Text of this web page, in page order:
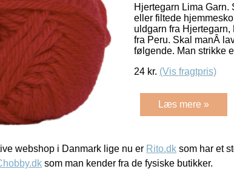
Hjertegarn Lima Garn.
eller filtede
uldgarn fra
fra Peru. Skal manÂ
følgende. Man strikke
24 kr. (Vis fragtpris)
Læs mere »
webshop i Danmark lige nu er Rito.dk som har et
som man kender fra de fysiske butikker.